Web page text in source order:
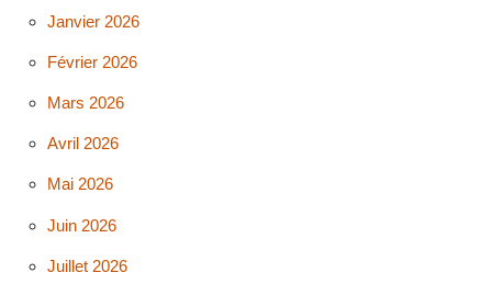
Janvier 2026
Février 2026
Mars 2026
Avril 2026
Mai 2026
Juin 2026
Juillet 2026